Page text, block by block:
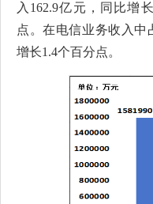
入 162.9亿元，同比增长
点。在电信业务收入中
增长1.4个百分点。